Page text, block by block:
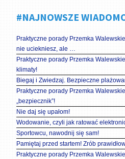
#NAJNOWSZE
Praktyczne porady Przemka
nie uciekniesz, ale …
Praktyczne porady Przemka
klimaty!
Biegaj i Zwiedzaj. Bezpieczne
Praktyczne porady Przemka
„bezpiecznik”!
Nie daj się upałom!
Wodowanie, czyli jak ratować
Sportowcu, nawodnij się sam!
Pamiętaj przed startem! Zrób
Praktyczne porady Przemka